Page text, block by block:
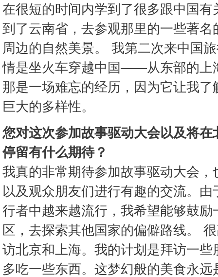
在很短的时间内学到了很多跟中国
到了云南省，去参观那里的一些著
周边的自然美景。 我第二次来中国
情是坐火车穿越中国——从东部的上
那是一场难忘的经历，因为它让我
巨大的多样性。
您对这次参加故事驱动大会以及将
停留有什么期待？
我真的非常期待参加故事驱动大会
以及观众朋友们进行有趣的交流。
行者中越来越流行，我希望能够鼓
区，去探索其他国家的偏僻路线。
访北京和上海。我的计划是拜访一
多吃一些东西。这梦幻般的美食永